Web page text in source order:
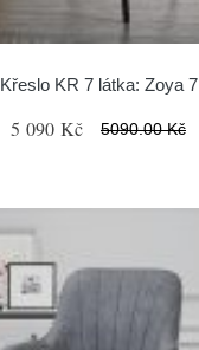
Křeslo KR 7 látka: Zoya 7
5 090 Kč 5090.00 Kč